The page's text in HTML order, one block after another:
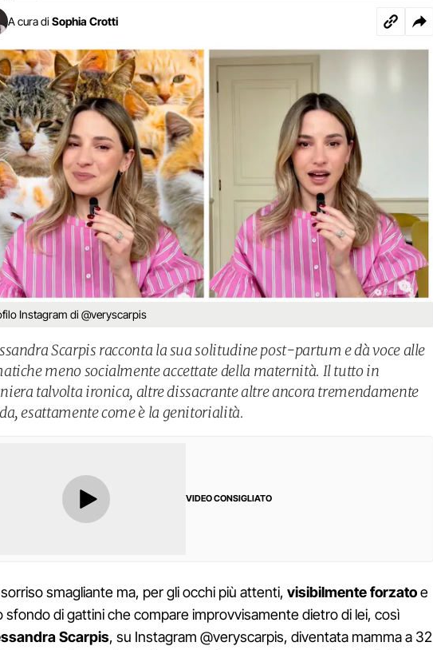
A cura di Sophia Crotti
Instagram di @veryscarpis
Scarpis racconta la sua solitudine post-partum e dà voce alle
meno socialmente accettate della maternità. Il tutto in
talvolta ironica, altre dissacrante altre ancora tremendamente
esattamente come è la genitorialità.
VIDEO CONSIGLIATO
smagliante ma, per gli occhi più attenti, visibilmente forzatoe
sfondo di gattini che compare improvvisamente dietro di lei, così
Scarpis, su Instagram @veryscarpis, diventata mamma a 32